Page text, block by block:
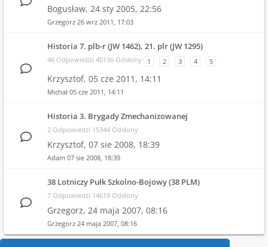
Bogusław, 24 sty 2005, 22:56
Grzegorz 26 wrz 2011, 17:03
Historia 7. plb-r (JW 1462), 21. plr (JW 1295)
46 Odpowiedzi 40136 Odsłony 1 2 3 4 5
Krzysztof, 05 cze 2011, 14:11
Michał 05 cze 2011, 14:11
Historia 3. Brygady Zmechanizowanej
2 Odpowiedzi 15344 Odsłony
Krzysztof, 07 sie 2008, 18:39
Adam 07 sie 2008, 18:39
38 Lotniczy Pułk Szkolno-Bojowy (38 PLM)
7 Odpowiedzi 14619 Odsłony
Grzegorz, 24 maja 2007, 08:16
Grzegorz 24 maja 2007, 08:16